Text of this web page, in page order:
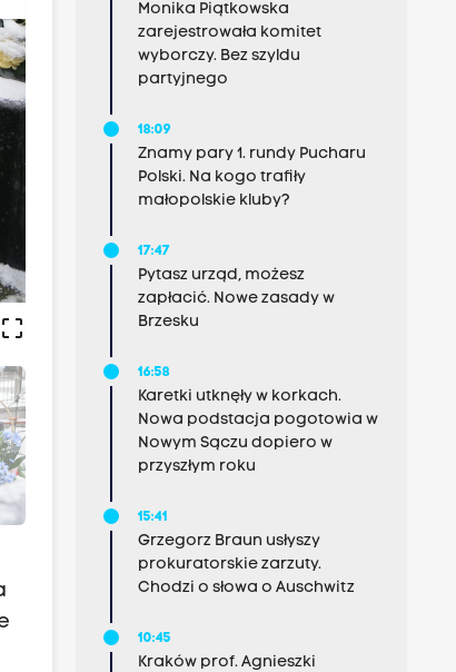
crop_free
Monika Piątkowska
zarejestrowała komitet
wyborczy. Bez szyldu
partyjnego
18:09
Znamy pary 1. rundy Pucharu
Polski. Na kogo trafiły
małopolskie kluby?
17:47
Pytasz urząd, możesz
zapłacić. Nowe zasady w
Brzesku
16:58
Karetki utknęły w korkach.
Nowa podstacja pogotowia w
Nowym Sączu dopiero w
przyszłym roku
15:41
Grzegorz Braun usłyszy
prokuratorskie zarzuty.
Chodzi o słowa o Auschwitz
10:45
Kraków prof. Agnieszki